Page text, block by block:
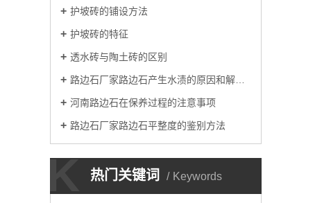
护坡砖的铺设方法
护坡砖的特征
透水砖与陶土砖的区别
路边石厂家路边石产生水渍的原因和解决方法
河南路边石在保养过程的注意事项
路边石厂家路边石平整度的鉴别方法
热门关键词 Keywords
K